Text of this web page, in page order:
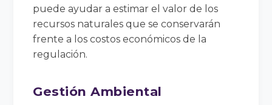
puede ayudar a estimar el valor de los
recursos naturales que se conservarán
frente a los costos económicos de la
regulación.
Gestión Ambiental